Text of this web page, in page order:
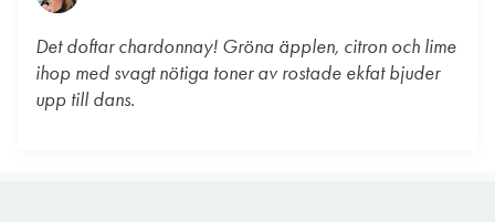
Det doftar chardonnay! Gröna äpplen, citron och lime
ihop med svagt nötiga toner av rostade ekfat bjuder
upp till dans.